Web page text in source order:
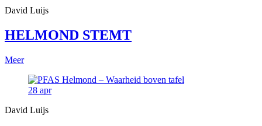
David Luijs
HELMOND STEMT
Meer
28 apr
David Luijs